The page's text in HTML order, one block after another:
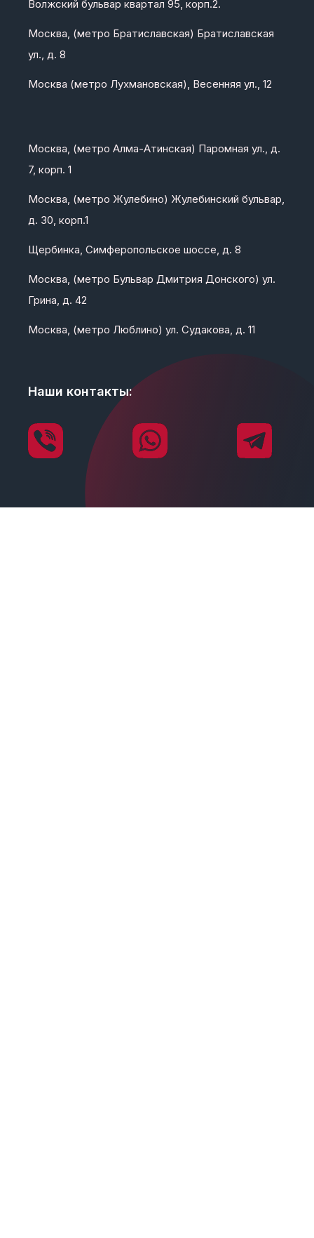
Волжский бульвар квартал 95, корп.2.
Москва, (метро Братиславская) Братиславская
ул., д. 8
Москва (метро Лухмановская), Весенняя ул., 12
Москва, (метро Алма-Атинская) Паромная ул., д.
7, корп. 1
Москва, (метро Жулебино) Жулебинский бульвар,
д. 30, корп.1
Щербинка, Симферопольское шоссе, д. 8
Москва, (метро Бульвар Дмитрия Донского) ул.
Грина, д. 42
Москва, (метро Люблино) ул. Судакова, д. 11
Наши контакты: